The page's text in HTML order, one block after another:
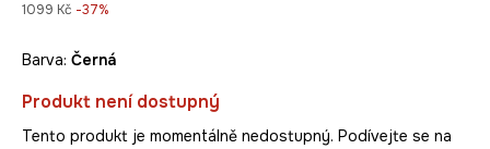
1099 Kč -37%
Barva: černá
Produkt není dostupný
Tento produkt je momentálně nedostupný. Podívejte se na